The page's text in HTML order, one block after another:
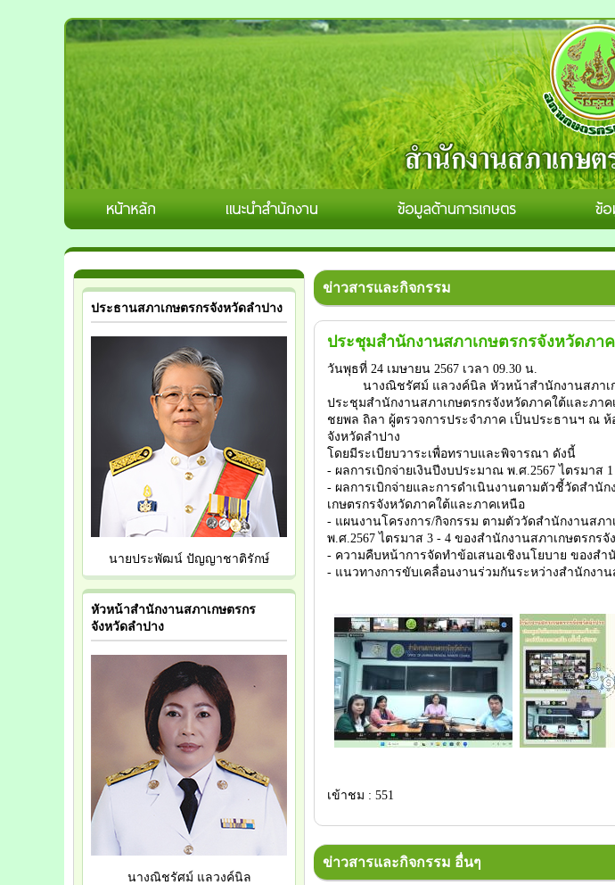
ประธานสภาเกษตรกรจังหวัดลำปาง
นายประพัฒน์ ปัญญาชาติรักษ์
หัวหน้าสำนักงานสภาเกษตรกร
จังหวัดลำปาง
นางณิชรัศม์ แลวงค์นิล
ข่าวสารและกิจกรรม
ประชุมสำนักงานสภาเกษตรกรจังหวัดภา
วันพุธที่ 24 เมษายน 2567 เวลา 09.30 น.
นางณิชรัศม์ แลวงค์นิล หัวหน้าสำนักงานสภาเกษ
ประชุมสำนักงานสภาเกษตรกรจังหวัดภาคใต้และภาค
ชยพล ถิลา ผู้ตรวจการประจำภาค เป็นประธานฯ ณ ห้
จังหวัดลำปาง
โดยมีระเบียบวาระเพื่อทราบและพิจารณา ดังนี้
- ผลการเบิกจ่ายเงินปีงบประมาณ พ.ศ.2567 ไตรมาส
- ผลการเบิกจ่ายและการดำเนินงานตามตัวชี้วัดสำนั
เกษตรกรจังหวัดภาคใต้และภาคเหนือ
- แผนงานโครงการ/กิจกรรม ตามตัววัดสำนักงานสภ
พ.ศ.2567 ไตรมาส 3 - 4 ของสำนักงานสภาเกษตรกร
- ความคืบหน้าการจัดทำข้อเสนอเชิงนโยบาย ของส
- แนวทางการขับเคลื่อนงานร่วมกันระหว่างสำนักงา
เข้าชม : 551
ข่าวสารและกิจกรรม อื่นๆ